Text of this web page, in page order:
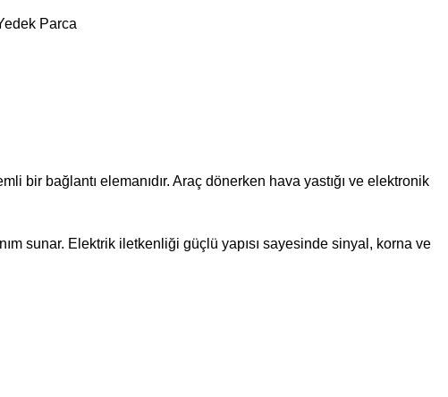
Parca
bir bağlantı elemanıdır. Araç dönerken hava yastığı ve elektronik
sunar. Elektrik iletkenliği güçlü yapısı sayesinde sinyal, korna ve